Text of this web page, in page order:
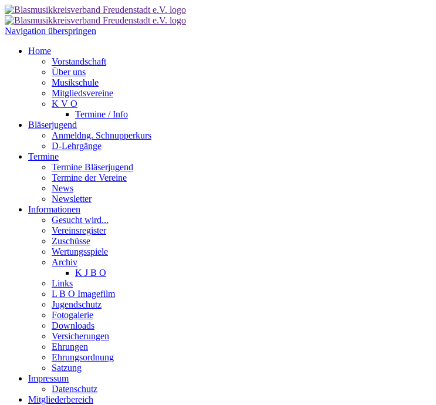
Navigation überspringen
Home
Vorstandschaft
Über uns
Musikschule
Mitgliedsvereine
K V O
Termine / Info
Bläserjugend
Anmeldng. Schnupperkurs
D-Lehrgänge
Termine
Termine Bläserjugend
Termine der Vereine
News
Newsletter
Informationen
Gesucht wird...
Vereinsregister
Zuschüsse
Wertungsspiele
Archiv
K J B O
Links
L B O Imagefilm
Jugendschutz
Fotogalerie
Downloads
Versicherungen
Ehrungen
Ehrungsordnung
Satzung
Impressum
Datenschutz
Mitgliederbereich